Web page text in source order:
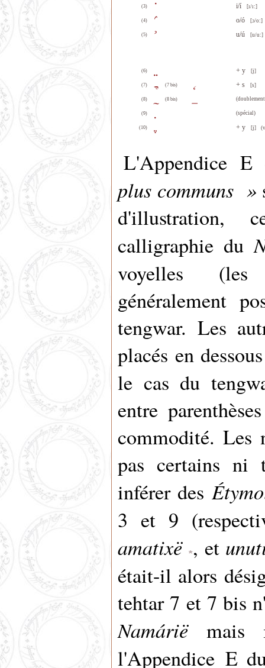
(3) i/í [ı/ı:]
(4) o/ó [ɔ/o:]
(5) u/ú [u/u:]
(6) + y [j]
(7) (7 bis) + s [s]
(8) (8 bis)
(9) (spécial)
(10) + y [j]
L'Appendice
plus communs »
d'illustration,
calligraphie du
voyelles
généralement
tengwar. Les
placés en
le cas du
entre
commodité. Les
pas certains ni
inférer des
3 et 9
amatixë , et
était-il alors
tehtar 7 et 7 bis
Namáriëmais
l'Appendice E